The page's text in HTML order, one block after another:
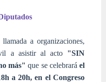
a organizaciones,
a asistir al acto "SIN
más"que se celebraráel
a 20h, en el Congreso